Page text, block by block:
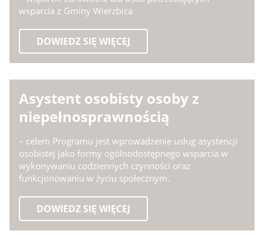
wsparcia z Gminy Wierzbica
DOWIEDZ SIĘ WIĘCEJ
Asystent osobisty osoby z
niepełnosprawnością
– celem Programu jest wprowadzenie usług asystencji
osobistej jako formy ogólnodostępnego wsparcia w
wykonywaniu codziennych czynności oraz
funkcjonowaniu w życiu społecznym.
DOWIEDZ SIĘ WIĘCEJ